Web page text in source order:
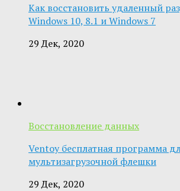
Как восстановить удаленный
Windows 10, 8.1 и Windows 7
29 Дек, 2020
Восстановление данных
Ventoy бесплатная программа
мультизагрузочной флешки
29 Дек, 2020